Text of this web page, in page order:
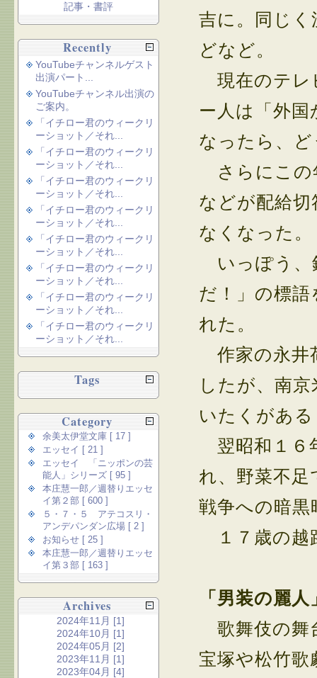
吉に。同じ
どなど。
現在のテレ
ー人は「外
なったら、
さらにこの
などが配給
なくなった。
いっぽう、
だ！」の標
れた。
作家の永井
したが、南
いたくがあ
翌昭和１６
れ、野菜不
戦争への暗
１７歳の越
「男装の麗
歌舞伎の舞
宝塚や松竹
記事・書評
Recently
YouTubeチャンネルゲスト
出演パート...
YouTubeチャンネル出演の
ご案内。
「イチロー君のウィークリ
ーショット／それ...
「イチロー君のウィークリ
ーショット／それ...
「イチロー君のウィークリ
ーショット／それ...
「イチロー君のウィークリ
ーショット／それ...
「イチロー君のウィークリ
ーショット／それ...
「イチロー君のウィークリ
ーショット／それ...
「イチロー君のウィークリ
ーショット／それ...
「イチロー君のウィークリ
ーショット／それ...
Tags
Category
余美太伊堂文庫 [ 17 ]
エッセイ [ 21 ]
エッセイ 「ニッポンの芸
能人」シリーズ [ 95 ]
本庄慧一郎／週替りエッセ
イ第２部 [ 600 ]
５・７・５ アテコスリ・
アンデパンダン広場 [ 2 ]
お知らせ [ 25 ]
本庄慧一郎／週替りエッセ
イ第３部 [ 163 ]
Archives
2024年11月 [1]
2024年10月 [1]
2024年05月 [2]
2023年11月 [1]
2023年04月 [4]